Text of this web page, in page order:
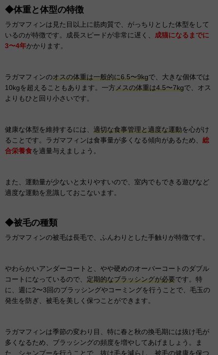
◆体重と体型の特徴
ラガマフィンは見た目以上に筋肉質で、がっちりとした体型をして
いるのが特徴です。成長スピードが非常に遅く、 成猫になるまでに
3〜4年かかります。
ラガマフィンのオスの体重は一般的に6.5〜9kgで、大きな個体では
10kgを超えることもあります。一方メスの体重は4.5〜7kgで、オス
よりもひと回り小さいです。
健康な体型を維持するには、 適切な食事管理と適度な運動を心がけ
ることです。ラガマフィンは食事量が多くなる傾向があるため、 総
合栄養食を適量与えましょう。
また、運動量が少ないと太りやすいので、室内でもできる遊びなど
適度な運動を意識しておこないます。
◆被毛の種類
ラガマフィンの被毛は長毛で、ふんわりとした手触りが特徴です。
やわらかいアンダーコートと、やや硬めのオーバーコートのダブル
コートになっているので、 定期的なブラッシングが必要です。特
に、週に2〜3回のブラッシングやコーミングを行うことで、毛玉の
発生を防ぎ、被毛を美しく保つことができます。
ラガマフィンは季節の変わり目、特に春と秋の換毛期には抜け毛が
多くなるため、ブラッシングの頻度を増やしてあげましょう。ま
た、シャンプーを行うことで、抜け毛を減らし、被毛の健康を保つ